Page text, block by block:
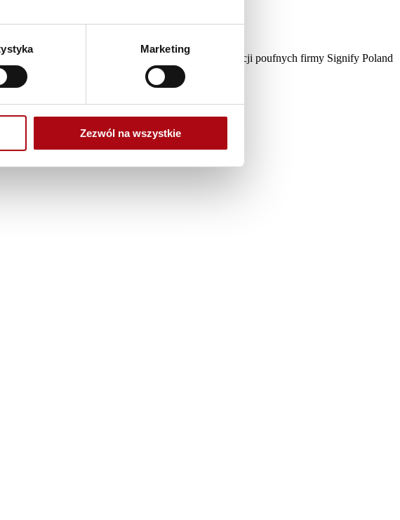
Marketing
Zezwól na wszystkie
szkoleniu, a wynika z polityki przetwarzania informacji poufnych firmy Signify Poland